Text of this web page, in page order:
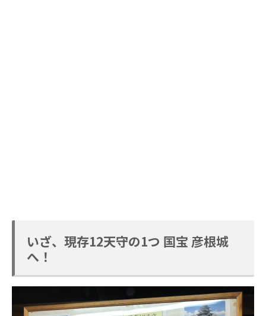
いざ、現存12天守の1つ 国宝 彦根城
へ！